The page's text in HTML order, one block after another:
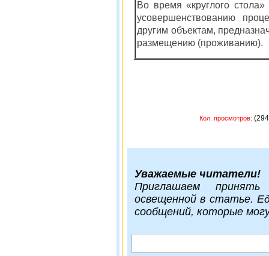
Во время «круглого
усовершенствованию
другим объектам,
размещению (проживанию).
Кол. просмотров:
Уважаемые читатели!
Приглашаем
освещенной в статье.
сообщений, которые